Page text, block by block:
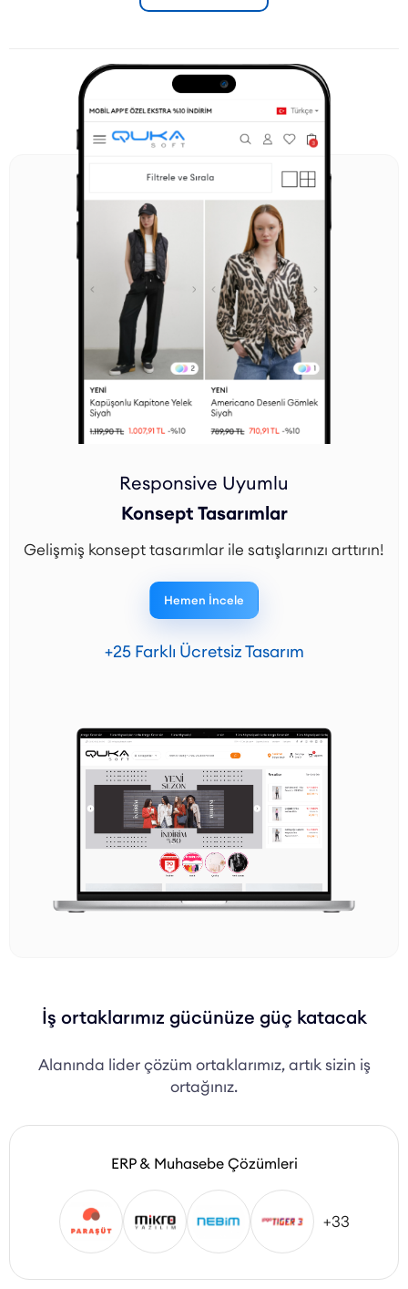
Responsive Uyumlu
Konsept Tasarımlar
Gelişmiş konsept tasarımlar ile satışlarınızı arttırın!
Hemen İncele
+25 Farklı Ücretsiz Tasarım
İş ortaklarımız gücünüze güç katacak
Alanında lider çözüm ortaklarımız, artık sizin iş
ortağınız.
ERP & Muhasebe Çözümleri
+33